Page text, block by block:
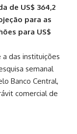
de US$ 364,2
para as
para US$
das instituições
semanal
Banco Central,
comercial de